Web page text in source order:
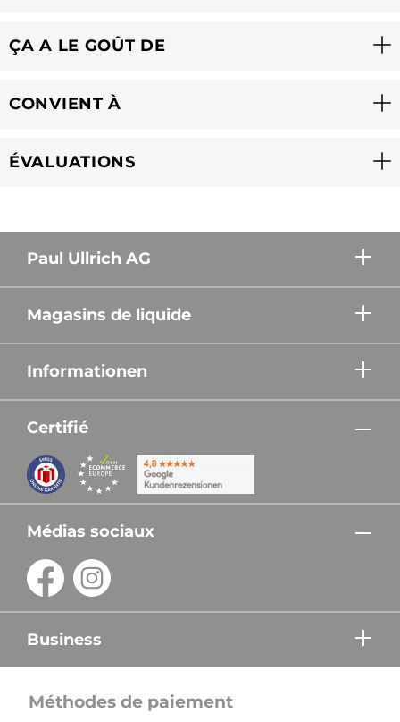
ÇA A LE GOÛT DE
CONVIENT À
ÉVALUATIONS
Paul Ullrich AG
Magasins de liquide
Informationen
Certifié
Médias sociaux
Business
Méthodes de paiement